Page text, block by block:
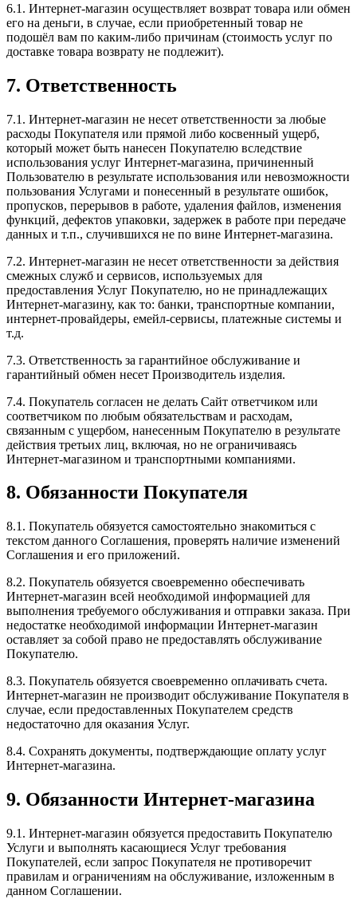
6.1. Интернет-магазин осуществляет возврат товара или обмен
его на деньги, в случае, если приобретенный товар не
подошёл вам по каким-либо причинам (стоимость услуг по
доставке товара возврату не подлежит).
7. Ответственность
7.1. Интернет-магазин не несет ответственности за любые
расходы Покупателя или прямой либо косвенный ущерб,
который может быть нанесен Покупателю вследствие
использования услуг Интернет-магазина, причиненный
Пользователю в результате использования или невозможности
пользования Услугами и понесенный в результате ошибок,
пропусков, перерывов в работе, удаления файлов, изменения
функций, дефектов упаковки, задержек в работе при передаче
данных и т.п., случившихся не по вине Интернет-магазина.
7.2. Интернет-магазин не несет ответственности за действия
смежных служб и сервисов, используемых для
предоставления Услуг Покупателю, но не принадлежащих
Интернет-магазину, как то: банки, транспортные компании,
интернет-провайдеры, емейл-сервисы, платежные системы и
т.д.
7.3. Ответственность за гарантийное обслуживание и
гарантийный обмен несет Производитель изделия.
7.4. Покупатель согласен не делать Сайт ответчиком или
соответчиком по любым обязательствам и расходам,
связанным с ущербом, нанесенным Покупателю в результате
действия третьих лиц, включая, но не ограничиваясь
Интернет-магазином и транспортными компаниями.
8. Обязанности Покупателя
8.1. Покупатель обязуется самостоятельно знакомиться с
текстом данного Соглашения, проверять наличие изменений
Соглашения и его приложений.
8.2. Покупатель обязуется своевременно обеспечивать
Интернет-магазин всей необходимой информацией для
выполнения требуемого обслуживания и отправки заказа. При
недостатке необходимой информации Интернет-магазин
оставляет за собой право не предоставлять обслуживание
Покупателю.
8.3. Покупатель обязуется своевременно оплачивать счета.
Интернет-магазин не производит обслуживание Покупателя в
случае, если предоставленных Покупателем средств
недостаточно для оказания Услуг.
8.4. Сохранять документы, подтверждающие оплату услуг
Интернет-магазина.
9. Обязанности Интернет-магазина
9.1. Интернет-магазин обязуется предоставить Покупателю
Услуги и выполнять касающиеся Услуг требования
Покупателей, если запрос Покупателя не противоречит
правилам и ограничениям на обслуживание, изложенным в
данном Соглашении.